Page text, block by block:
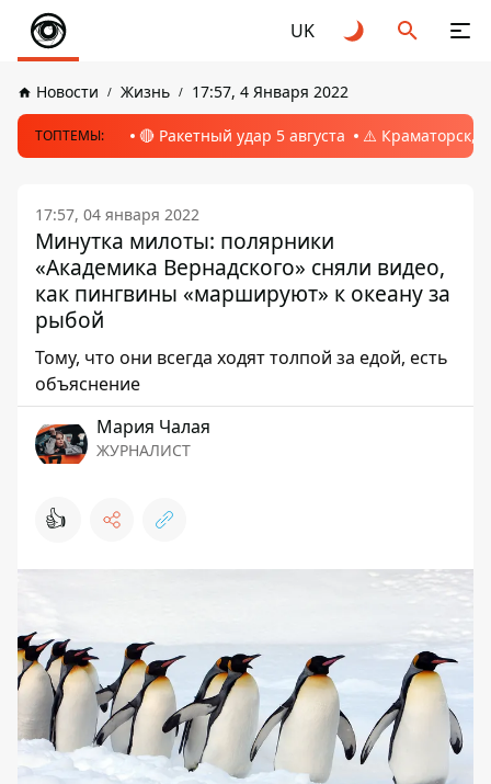
UK
Новости Жизнь 17:57, 4 Января 2022
ТОПТЕМЫ: 🔴 Ракетный удар 5 августа ⚠️ Краматорск,
17:57, 04 января 2022
Минутка милоты: полярники
«Академика Вернадского» сняли видео,
как пингвины «маршируют» к океану за
рыбой
Тому, что они всегда ходят толпой за едой, есть
объяснение
Мария Чалая
ЖУРНАЛИСТ
👍